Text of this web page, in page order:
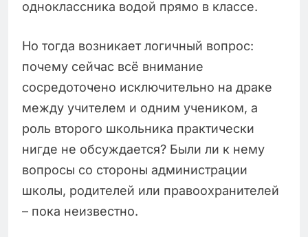
одноклассника водой прямо в классе.
Но тогда возникает логичный вопрос:
почему сейчас всё внимание
сосредоточено исключительно на драке
между учителем и одним учеником, а
роль второго школьника практически
нигде не обсуждается? Были ли к нему
вопросы со стороны администрации
школы, родителей или правоохранителей
– пока неизвестно.